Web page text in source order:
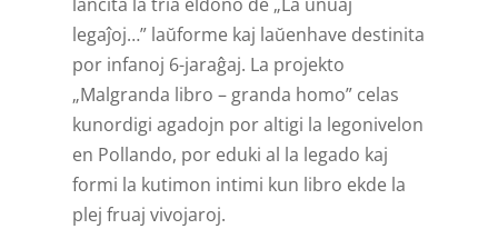
legaĵoj…” laŭforme kaj laŭenhave destinita
por infanoj 6-jaraĝaj. La projekto
„Malgranda libro – granda homo” celas
kunordigi agadojn por altigi la legonivelon
en Pollando, por eduki al la legado kaj
formi la kutimon intimi kun libro ekde la
plej fruaj vivojaroj.